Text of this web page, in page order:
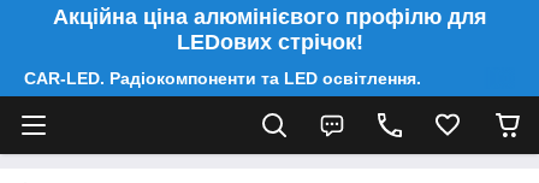
Акційна ціна алюмінієвого профілю для
LEDових стрічок!
CAR-LED. Радіокомпоненти та LED освітлення.